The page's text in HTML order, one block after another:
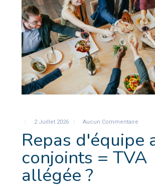
2 Juillet 2026 Aucun Commentaire
Repas d'équipe
conjoints = TVA
allégée ?